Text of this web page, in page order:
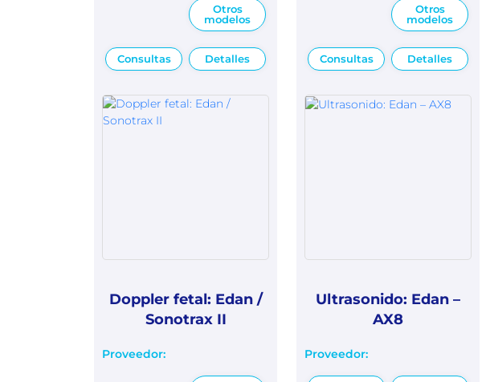
Otros
modelos
Consultas Detalles
Otros
modelos
Consultas Detalles
Doppler fetal: Edan /
Sonotrax II
Proveedor:
Ultrasonido: Edan –
AX8
Proveedor: